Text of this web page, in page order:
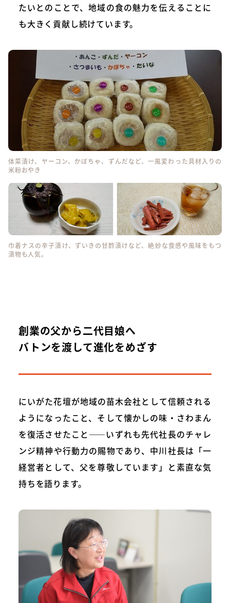
たいとのことで、地域の食の魅力を伝えることに
も大きく貢献し続けています。
体菜漬け、ヤーコン、かぼちゃ、ずんだなど、一風変わった具材入りの
米粉おやき
巾着ナスの辛子漬け、ずいきの甘酢漬けなど、絶妙な食感や風味をもつ
漬物も人気。
創業の父から二代目娘へ
バトンを渡して進化をめざす
にいがた花壇が地域の苗木会社として信頼される
ようになったこと、そして懐かしの味・さわまん
を復活させたこと――いずれも先代社長のチャレ
ンジ精神や行動力の賜物であり、中川社長は「一
経営者として、父を尊敬しています」と素直な気
持ちを語ります。